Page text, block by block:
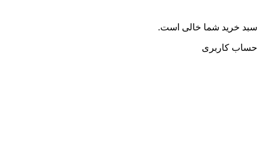
سبد خرید شما خالی است.
حساب کاربری